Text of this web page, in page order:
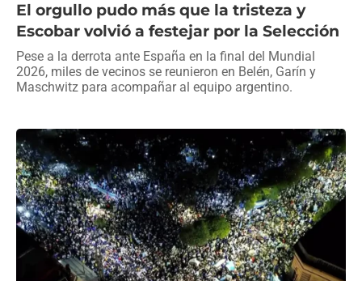
El orgullo pudo más que la tristeza y
Escobar volvió a festejar por la Selección
Pese a la derrota ante España en la final del Mundial
2026, miles de vecinos se reunieron en Belén, Garín y
Maschwitz para acompañar al equipo argentino.